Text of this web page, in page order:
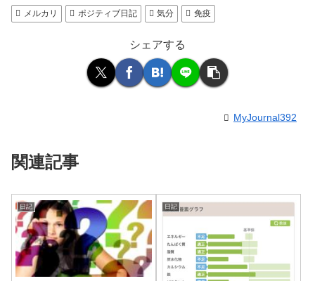
メルカリ ポジティブ日記 気分 免疫
シェアする
MyJournal392
関連記事
日記 日記